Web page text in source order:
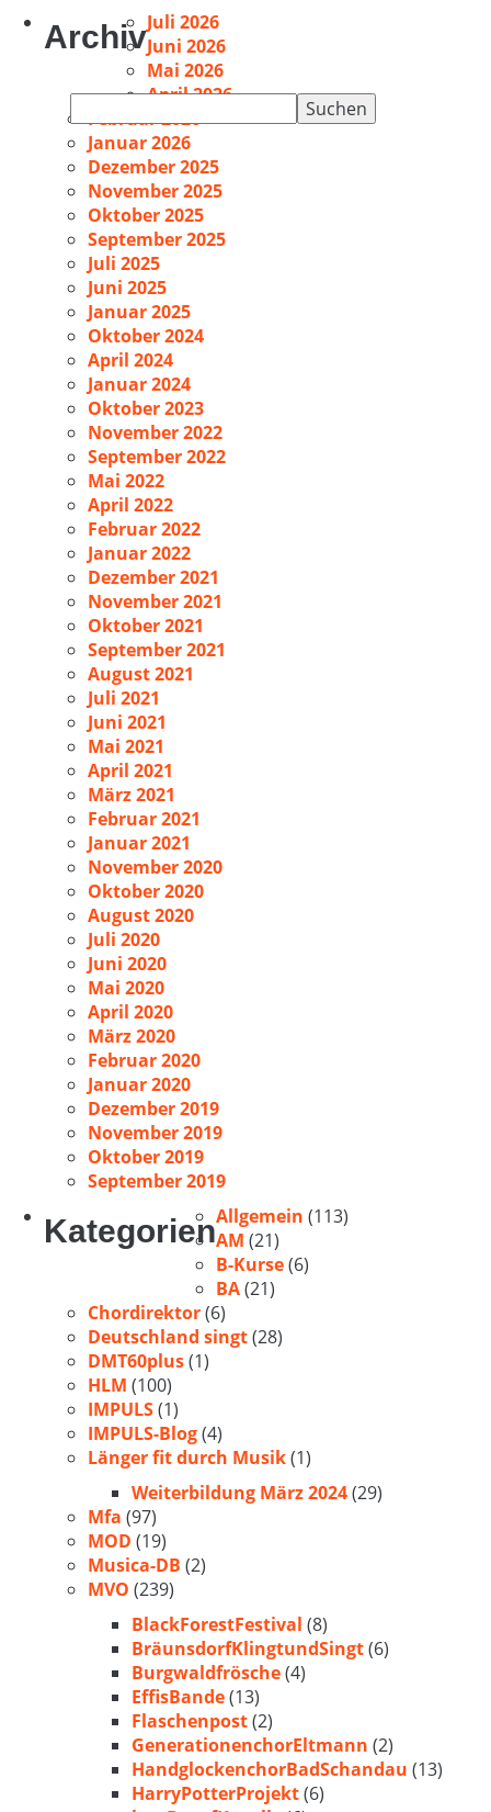
nach:
ArchivJuli 2026
Juni 2026
Mai 2026
April 2026
Februar 2026
Januar 2026
Dezember 2025
November 2025
Oktober 2025
September 2025
Juli 2025
Juni 2025
Januar 2025
Oktober 2024
April 2024
Januar 2024
Oktober 2023
November 2022
September 2022
Mai 2022
April 2022
Februar 2022
Januar 2022
Dezember 2021
November 2021
Oktober 2021
September 2021
August 2021
Juli 2021
Juni 2021
Mai 2021
April 2021
März 2021
Februar 2021
Januar 2021
November 2020
Oktober 2020
August 2020
Juli 2020
Juni 2020
Mai 2020
April 2020
März 2020
Februar 2020
Januar 2020
Dezember 2019
November 2019
Oktober 2019
September 2019
KategorienAllgemein (113)
AM (21)
B-Kurse(6)
BA(21)
Chordirektor(6)
Deutschland singt(28)
DMT60plus(1)
HLM (100)
IMPULS(1)
IMPULS-Blog(4)
Länger fit durch Musik(1)
Weiterbildung März 2024(29)
Mfa (97)
MOD (19)
Musica-DB (2)
MVO (239)
BlackForestFestival (8)
BräunsdorfKlingtundSingt(6)
Burgwaldfrösche(4)
EffisBande(13)
Flaschenpost(2)
GenerationenchorEltmann (2)
HandglockenchorBadSchandau (13)
HarryPotterProjekt(6)